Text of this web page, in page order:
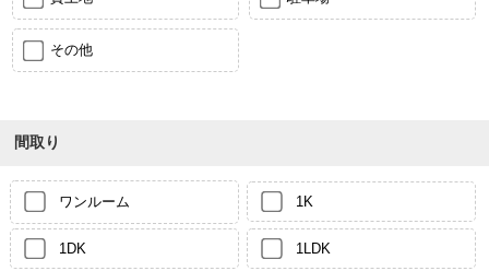
その他
間取り
ワンルーム 1K
1DK 1LDK